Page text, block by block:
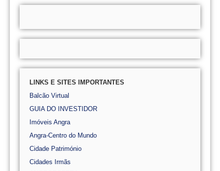
LINKS E SITES IMPORTANTES
Balcão Virtual
GUIA DO INVESTIDOR
Imóveis Angra
Angra-Centro do Mundo
Cidade Património
Cidades Irmãs